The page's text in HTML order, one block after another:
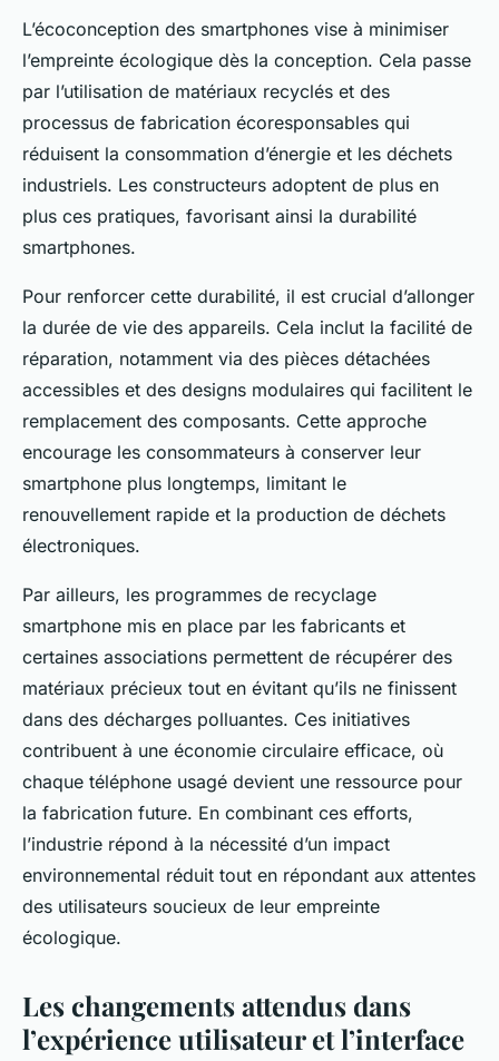
L’écoconception des smartphones vise à minimiser
l’empreinte écologique dès la conception. Cela passe
par l’utilisation de matériaux recyclés et des
processus de fabrication écoresponsables qui
réduisent la consommation d’énergie et les déchets
industriels. Les constructeurs adoptent de plus en
plus ces pratiques, favorisant ainsi la durabilité
smartphones.
Pour renforcer cette durabilité, il est crucial d’allonger
la durée de vie des appareils. Cela inclut la facilité de
réparation, notamment via des pièces détachées
accessibles et des designs modulaires qui facilitent le
remplacement des composants. Cette approche
encourage les consommateurs à conserver leur
smartphone plus longtemps, limitant le
renouvellement rapide et la production de déchets
électroniques.
Par ailleurs, les programmes de recyclage
smartphone mis en place par les fabricants et
certaines associations permettent de récupérer des
matériaux précieux tout en évitant qu’ils ne finissent
dans des décharges polluantes. Ces initiatives
contribuent à une économie circulaire efficace, où
chaque téléphone usagé devient une ressource pour
la fabrication future. En combinant ces efforts,
l’industrie répond à la nécessité d’un impact
environnemental réduit tout en répondant aux attentes
des utilisateurs soucieux de leur empreinte
écologique.
Les changements attendus dans
l’expérience utilisateur et l’interface